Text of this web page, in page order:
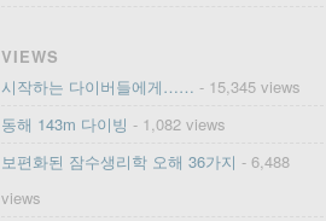
VIEWS
시작하는 다이버들에게…… - 15,345 views
동해 143m 다이빙 - 1,082 views
보편화된 잠수생리학 오해 36가지 - 6,488
views